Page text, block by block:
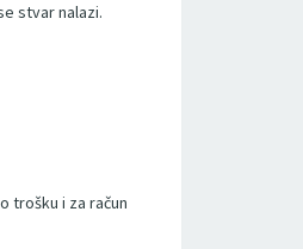
stvar nalazi.
trošku i za račun